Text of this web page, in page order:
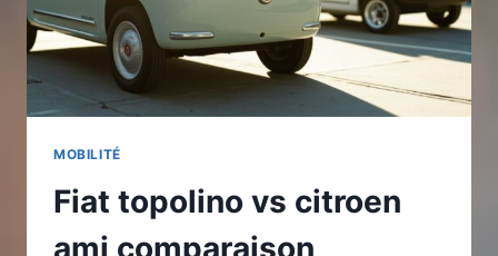
STYLE
MOBILITÉ
Fiat topolino vs citroen
ami comparaison